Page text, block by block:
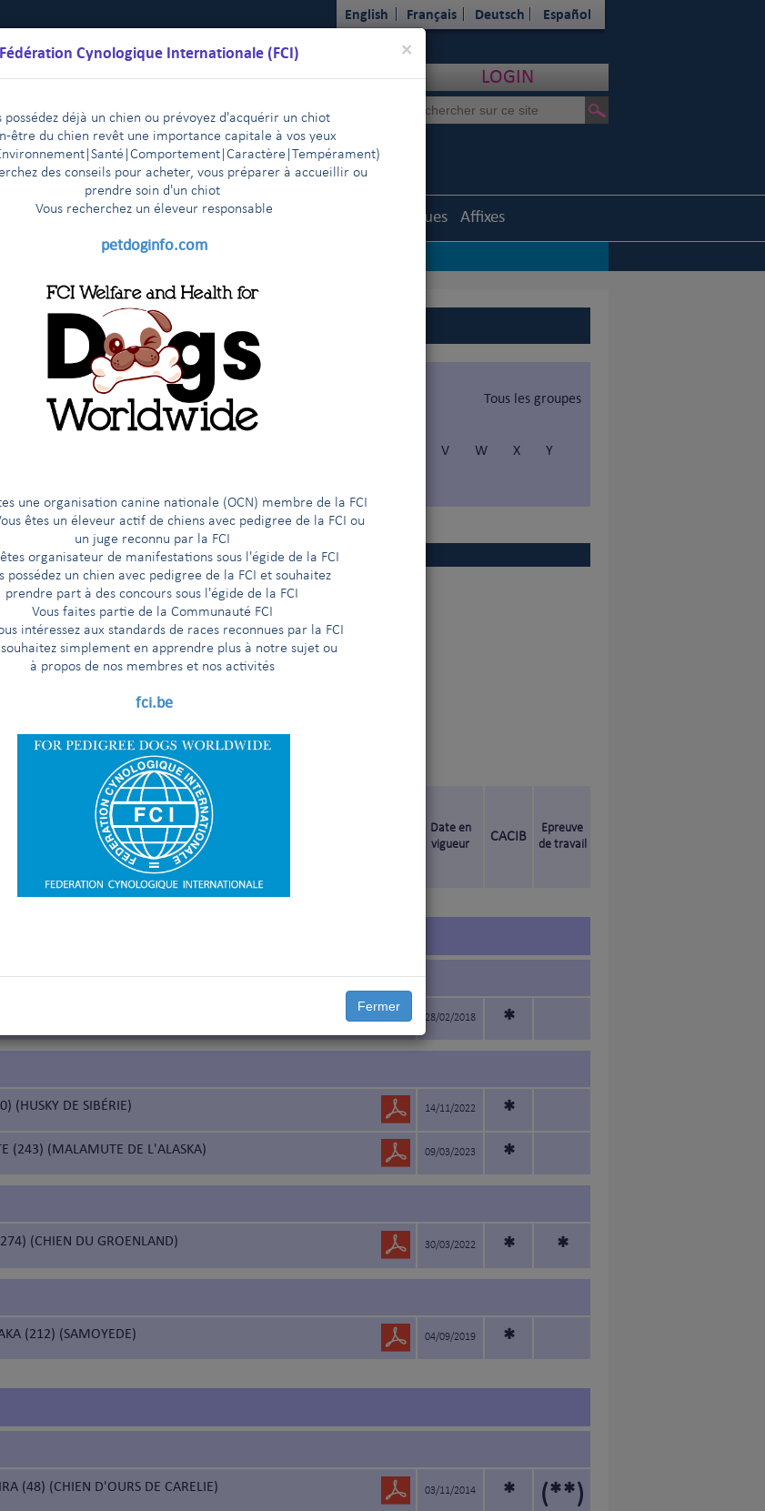
×
Cynologique Internationale (FCI)
possédez déjà un chien ou prévoyez d'acquérir un chiot
être du chien revêt une importance capitale à vos yeux
|Santé|Comportement|Caractère |Tempérament)
des conseils pour acheter, vous préparer à accueillir ou
prendre soin d'un chiot
Vous recherchez un éleveur responsable
petdoginfo.com
organisation canine nationale (OCN) membre de la FCI
un éleveur actif de chiens avec pedigree de la FCI ou
un juge reconnu par la FCI
organisateur de manifestations sous l'égide de la FCI
possédez un chien avec pedigree de la FCI et souhaitez
prendre part à des concours sous l'égide de la FCI
Vous faites partie de la Communauté FCI
intéressez aux standards de races reconnues par la FCI
souhaitez simplement en apprendre plus à notre sujet ou
à propos de nos membres et nos activités
fci.be
Fermer
English Français Deutsch Español
LOGIN
Règlements Résultats Commissions Statistiques Affixes
de la FCI
Tous les groupes
V W X
Y
primitif
de berger
Championnat International de Beauté
la Nomenclature des races de la FCI
pour les pays qui en ont fait la demande
pour les pays nordiques (Finlande, Norvège, Suède)
Date en
vigueur
CACIB
Epreuve
de travail
(211) (CHIEN ESQUIMAU CANADIEN) 28/02/2018 *
(HUSKY DE SIBÉRIE) 14/11/2022 *
(243) (MALAMUTE DE L'ALASKA) 09/03/2023 *
(CHIEN DU GROENLAND) 30/03/2022 * *
(212) (SAMOYEDE) 04/09/2019 *
(48) (CHIEN D'OURS DE CARELIE) 03/11/2014 * (**)